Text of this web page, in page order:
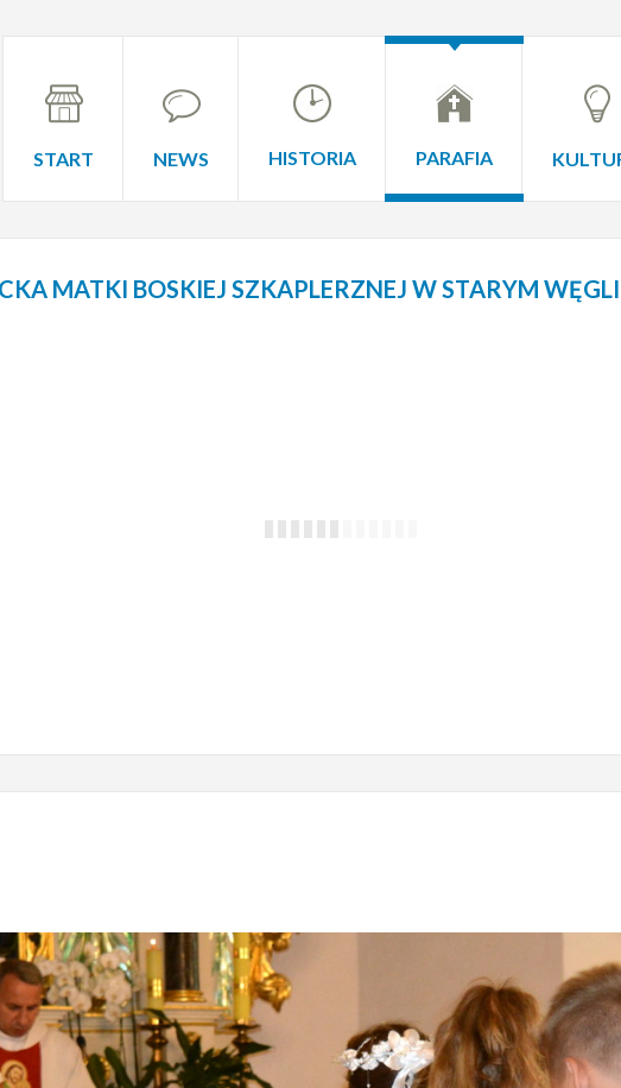
START NEWS HISTORIA PARAFIA
MATKI BOSKIEJ SZKAPLERZNEJ W STARYM
OGŁOSZENIA
Porządek mszy św. i ogłoszenia parafialne